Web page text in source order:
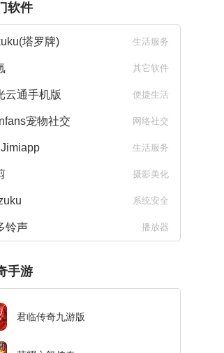
软件
塔罗牌) 生活服务
其它软件
云通手机版 便捷生活
宠物社交 网络社交
生活服务
摄影美化
系统安全
铃声 播放器
手游
君临传奇九游版